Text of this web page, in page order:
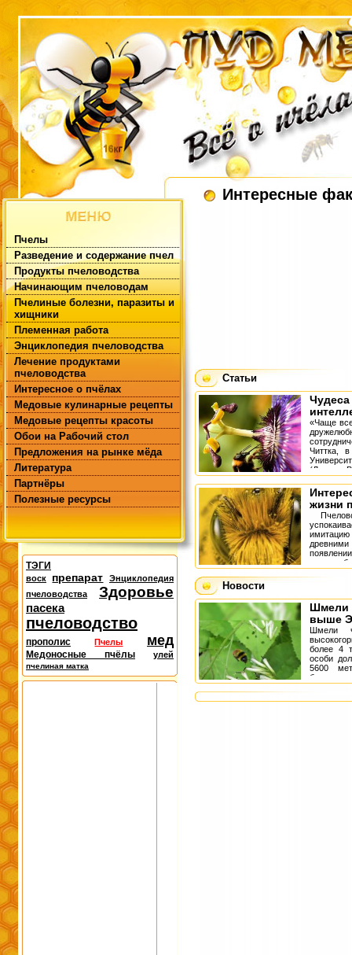
Пчелы
Разведение и содержание пчел
Продукты пчеловодства
Начинающим пчеловодам
Пчелиные болезни, паразиты и
хищники
Племенная работа
Энциклопедия пчеловодства
Лечение продуктами
пчеловодства
Интересное о пчёлах
Медовые кулинарные рецепты
Медовые рецепты красоты
Обои на Рабочий стол
Предложения на рынке мёда
Литература
Партнёры
Полезные ресурсы
ТЭГИ
воск препарат
Энциклопедия
пчеловодства
Здоровье
пасека
пчеловодство
прополис Пчелы мед
Медоносные пчёлы улей
пчелиная матка
Интересные
Статьи
Чудеса
«Чаще
Читтка,
(Лондон,
жизни
мед,
Новости
Шмели
выше
Шмели
более 4
особи
5600